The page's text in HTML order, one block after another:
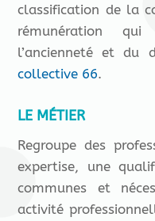
classification de la
rémunération
l’ancienneté et du
collective 66.
LE MÉTIER
Regroupe des
expertise, une
communes et
activité